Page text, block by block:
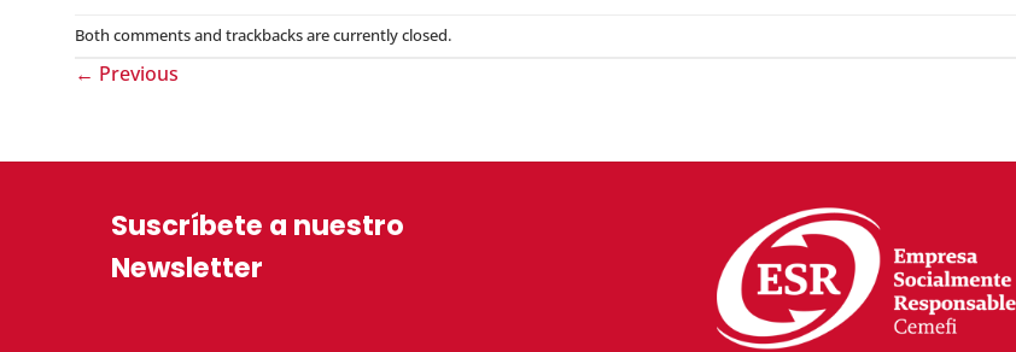
Both comments and trackbacks are currently closed.
← Previous
Suscríbete a nuestro
Newsletter